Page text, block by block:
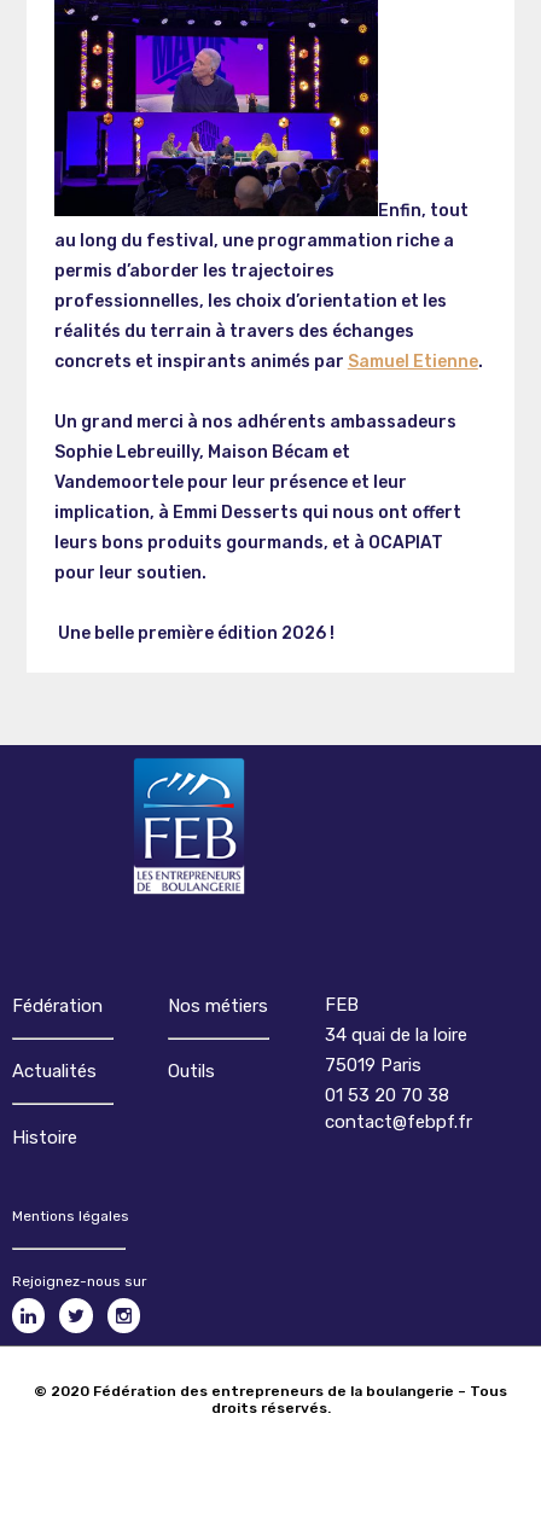
Enfin, tout
au long du festival, une programmation riche a
permis d’aborder les trajectoires
professionnelles, les choix d’orientation et les
réalités du terrain à travers des échanges
concrets et inspirants animés par Samuel Etienne.
Un grand merci à nos adhérents ambassadeurs
Sophie Lebreuilly, Maison Bécam et
Vandemoortele pour leur présence et leur
implication, à Emmi Desserts qui nous ont offert
leurs bons produits gourmands, et à OCAPIAT
pour leur soutien.
Une belle première édition 2026 !
Fédération Nos métiers
FEB
34 quai de la loire
75019 Paris
01 53 20 70 38
contact@febpf.fr
Actualités Outils
Histoire
Mentions légales
Rejoignez-nous sur
© 2020 Fédération des entrepreneurs de la boulangerie – Tous
droits réservés.